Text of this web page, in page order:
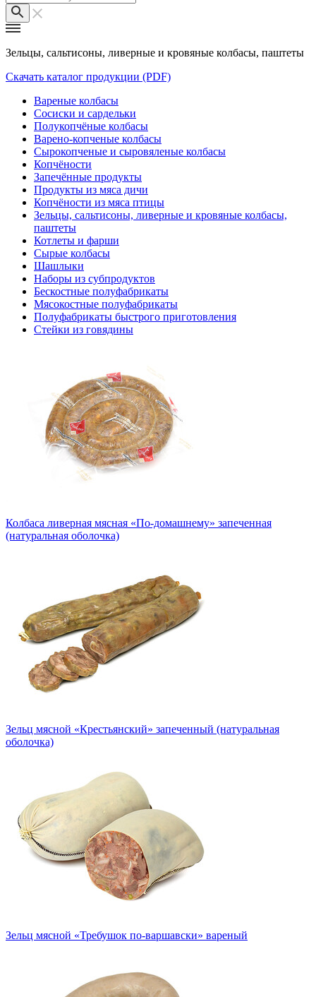
Зельцы, сальтисоны, ливерные и кровяные колбасы, паштеты
Скачать каталог продукции (PDF)
Вареные колбасы
Сосиски и сардельки
Полукопчёные колбасы
Варено-копченые колбасы
Сырокопченые и сыровяленые колбасы
Копчёности
Запечённые продукты
Продукты из мяса дичи
Копчёности из мяса птицы
Зельцы, сальтисоны, ливерные и кровяные колбасы,
паштеты
Котлеты и фарши
Сырые колбасы
Шашлыки
Наборы из субпродуктов
Бескостные полуфабрикаты
Мясокостные полуфабрикаты
Полуфабрикаты быстрого приготовления
Стейки из говядины
Колбаса ливерная мясная «По-домашнему» запеченная
(натуральная оболочка)
Зельц мясной «Крестьянский» запеченный (натуральная
оболочка)
Зельц мясной «Требушок по-варшавски» вареный